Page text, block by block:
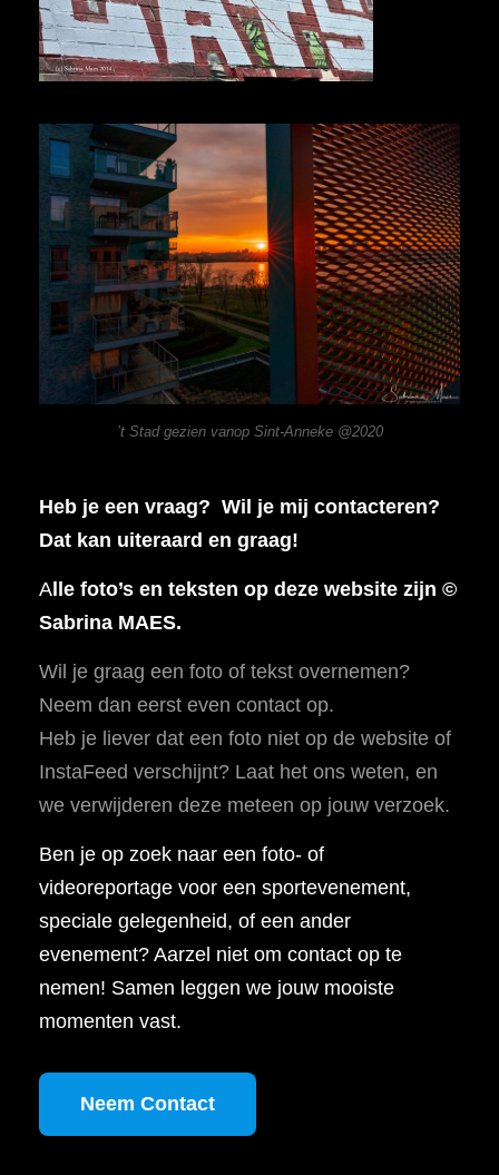
’t Stad gezien vanop Sint-Anneke @2020
Heb je een vraag? Wil je mij contacteren?
Dat kan uiteraard en graag!
Alle foto’s en teksten op deze website zijn ©
Sabrina MAES.
Wil je graag een foto of tekst overnemen?
Neem dan eerst even contact op.
Heb je liever dat een foto niet op de website of
InstaFeed verschijnt? Laat het ons weten, en
we verwijderen deze meteen op jouw verzoek.
Ben je op zoek naar een foto- of
videoreportage voor een sportevenement,
speciale gelegenheid, of een ander
evenement? Aarzel niet om contact op te
nemen! Samen leggen we jouw mooiste
momenten vast.
Neem Contact